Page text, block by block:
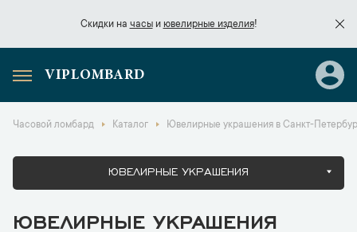
Скидки на часыи ювелирные изделия!
Скидки начасы
VIPLOMBARD
Часовой ломбард Каталог Ювелирные украшения в Санкт-
ЮВЕЛИРНЫЕ УКРАШЕНИЯ
ЮВЕЛИРНЫЕ УКРАШЕНИЯ